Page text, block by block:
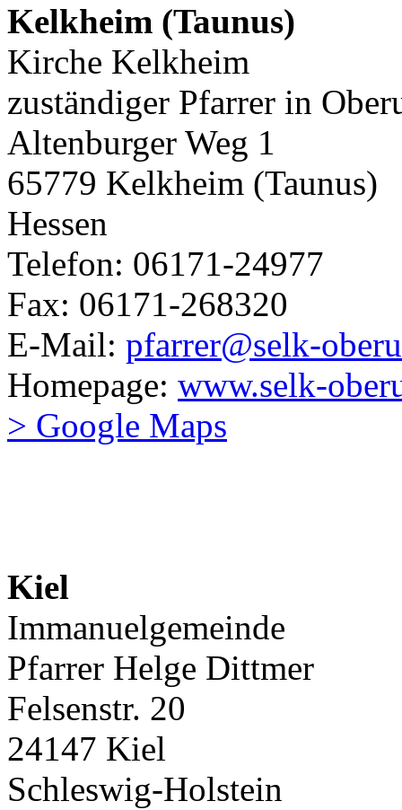
Kelkheim (Taunus)
Kirche Kelkheim
zuständiger Pfarrer in
Altenburger Weg 1
65779 Kelkheim (Taunus)
Hessen
Telefon: 06171-24977
Fax: 06171-268320
E-Mail: pfarrer@selk-
Homepage: www.selk-
> Google Maps
Kiel
Immanuelgemeinde
Pfarrer Helge Dittmer
Felsenstr. 20
24147 Kiel
Schleswig-Holstein